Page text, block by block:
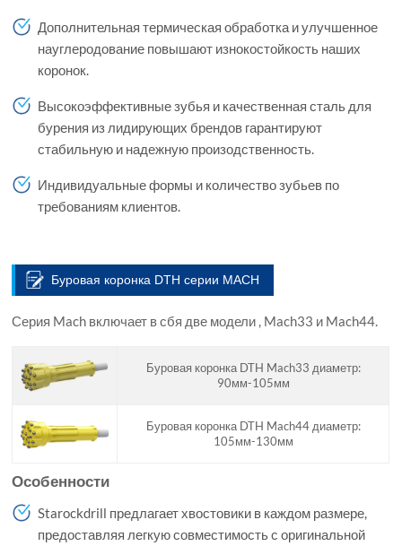
Дополнительная термическая обработка и улучшенное
науглеродование повышают изнокостойкость наших
коронок.
Высокоэффективные зубья и качественная сталь для
бурения из лидирующих брендов гарантируют
стабильную и надежную произодственность.
Индивидуальные формы и количество зубьев по
требованиям клиентов.
Буровая коронка DTH серии MACH
Серия Mach включает в сбя две модели , Mach33 и Mach44.
Буровая коронка DTH Mach33 диаметр:
90мм-105мм
Буровая коронка DTH Mach44 диаметр:
105мм-130мм
Особенности
Starockdrill предлагает хвостовики в каждом размере,
предоставляя легкую совместимость с оригинальной